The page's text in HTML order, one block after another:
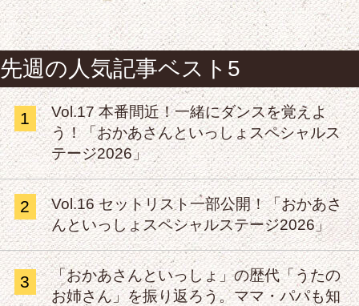
先週の人気記事ベスト5
1
Vol.17 本番間近！一緒にダンスを覚えよ
う！「おかあさんといっしょスペシャルス
テージ2026」
2
Vol.16 セットリスト一部公開！「おかあさ
んといっしょスペシャルステージ2026」
3
「おかあさんといっしょ」の歴代「うたの
お姉さん」を振り返ろう。ママ・パパも知